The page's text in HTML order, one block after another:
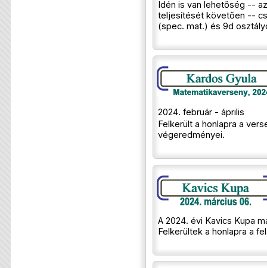
Idén is van lehetőség --
teljesítését követően --
(spec. mat.) és 9d
2024. február - április
Felkerült a honlapra a
végeredményei.
A 2024. évi Kavics Kupa
Felkerültek a honlapra a